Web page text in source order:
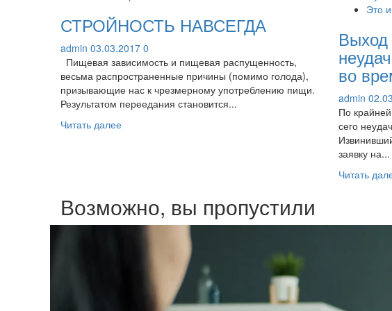
СТРОЙНОСТЬ НАВСЕГДА
admin 03.03.2017 0
Пищевая зависимость и пищевая распущенность,
весьма распространенные причины (помимо голода),
призывающие нас к чрезмерному употреблению пищи.
Результатом переедания становится...
Читать далееПрочитать
Это
Выход
во
admin
По
сего
заявку на...
Читать
Возможно, вы пропустили